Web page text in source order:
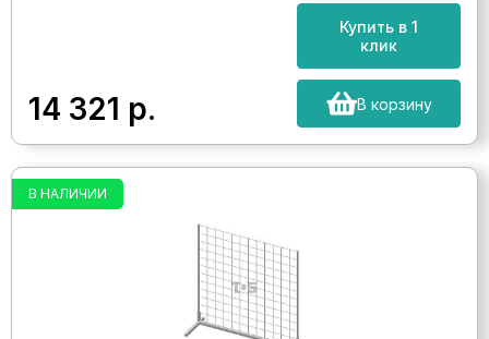
14 321 р.
Купить в 1
клик
В корзину
В НАЛИЧИИ